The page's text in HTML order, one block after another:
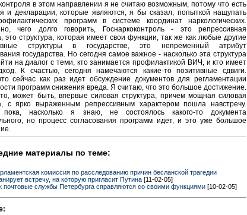
в этом направлении я не считаю возможным, потому что есть
и декларации, которые являются, я бы сказал, попыткой нащупать
программ в системе координат наркологических.
чего долго говорить, Госнаркоконтроль - это репрессивная
это структура, которая имеет свои функции, так же как любые другие
структуры в государстве, это непременный атрибут
государства. Но сегодня самое важное - насколько эта структура
на диалог с теми, кто занимается профилактикой ВИЧ, и кто имеет
К счастью, сегодня намечаются какие-то позитивные сдвиги.
сейчас как раз идет обсуждение документов для регламентации
программ снижения вреда. Я считаю, что это большое достижение.
может быть, впервые силовая структура, причем мощная силовая
с ярко выраженным репрессивным характером пошла навстречу.
пока, насколько я знаю, не состоялось какого-то документа
но процесс согласования программ идет, и это уже большое
материалы по теме:
комиссия по расследованию причин бесланской трагедии
встречу, на которую пригласит Путина [11-02-05]
почтовые службы Петербурга справляются со своими функциями [10-02-05]